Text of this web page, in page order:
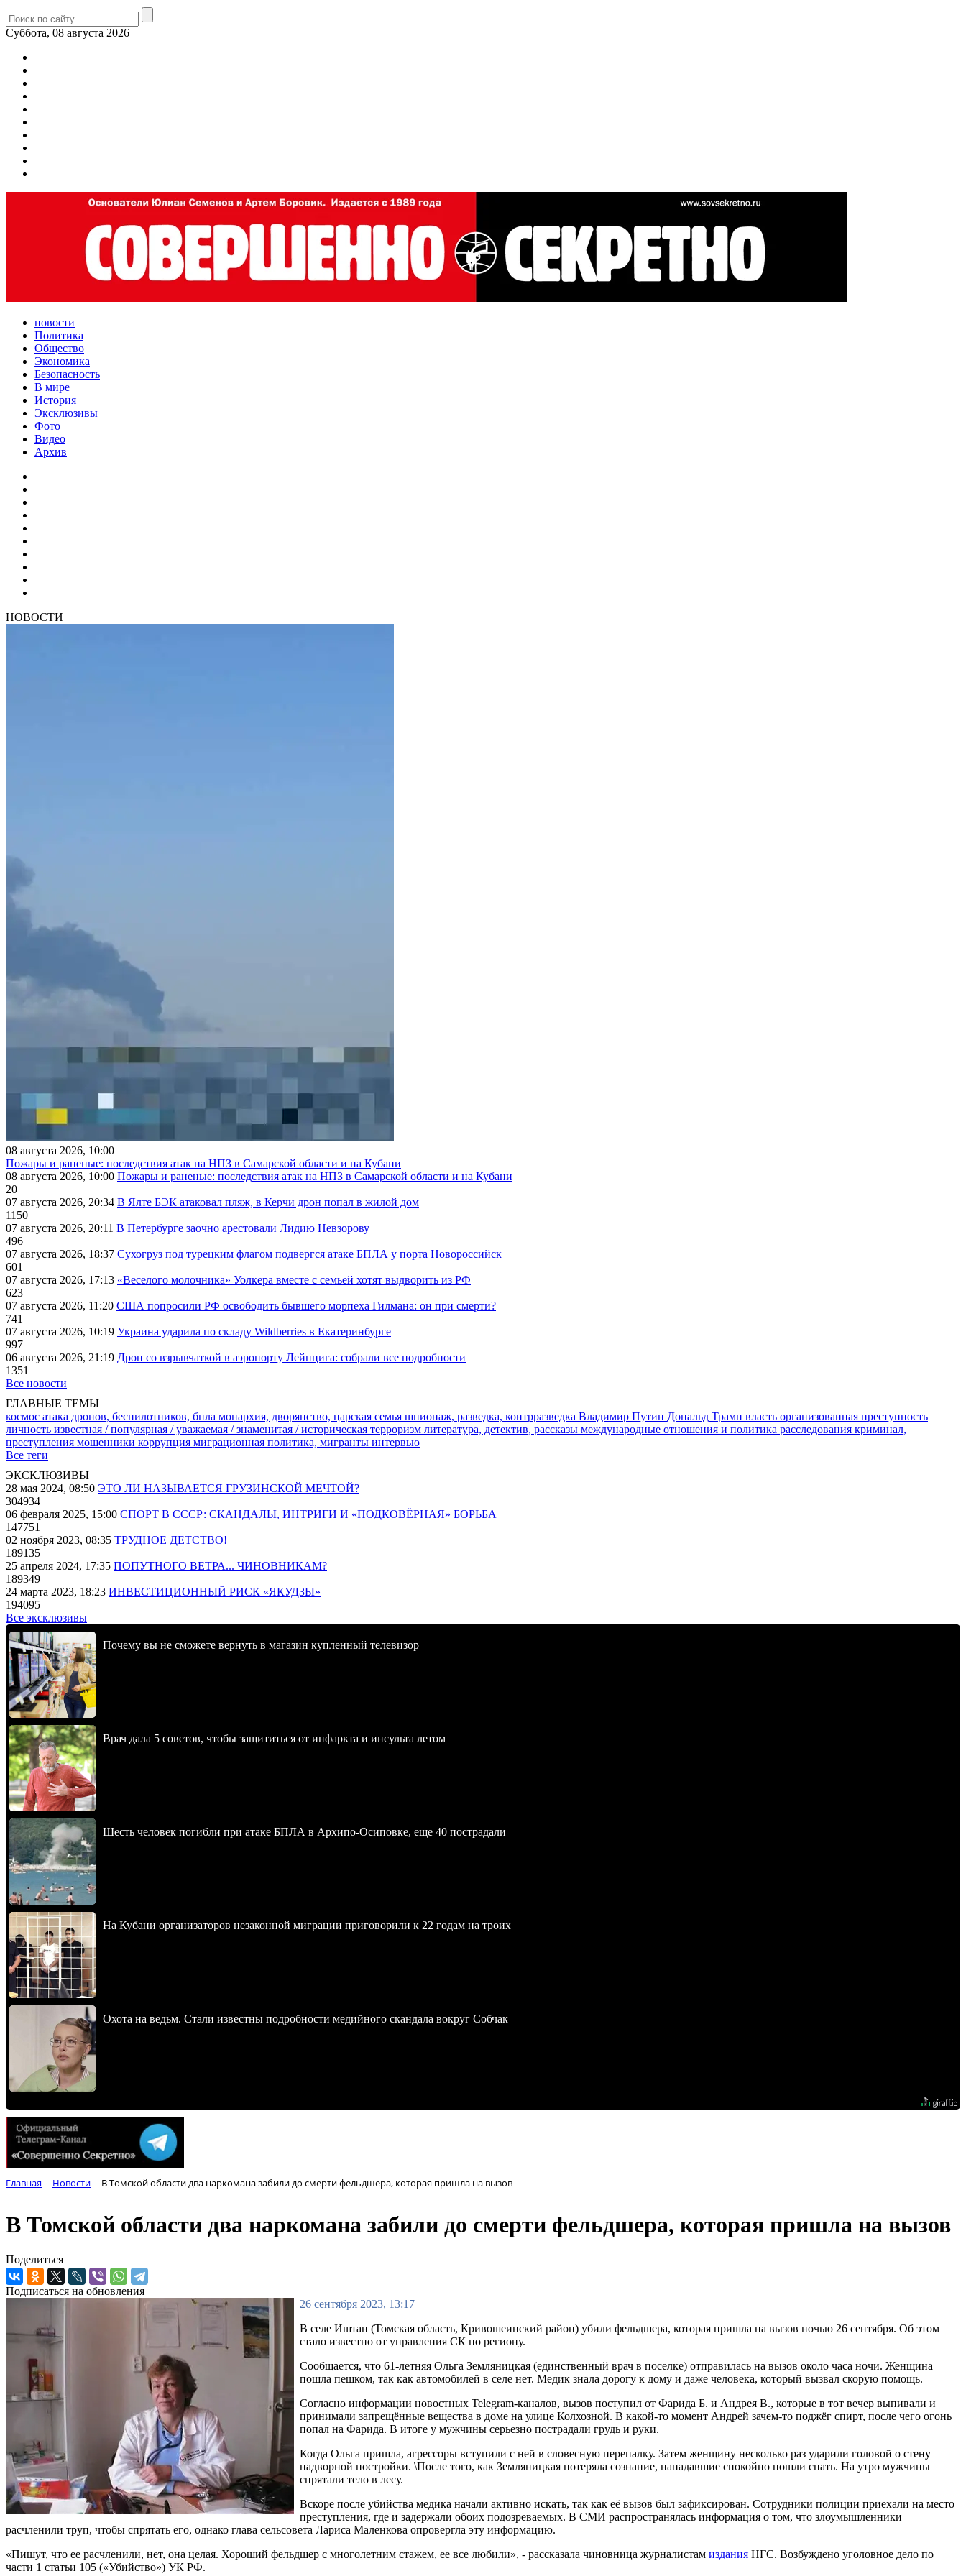
Суббота, 08 августа 2026
новости
Политика
Общество
Экономика
Безопасность
В мире
История
Эксклюзивы
Фото
Видео
Архив
НОВОСТИ
08 августа 2026, 10:00
Пожары и раненые: последствия атак на НПЗ в Самарской области и на Кубани
08 августа 2026, 10:00 Пожары и раненые: последствия атак на НПЗ в Самарской области и на Кубани
20
07 августа 2026, 20:34 В Ялте БЭК атаковал пляж, в Керчи дрон попал в жилой дом
1150
07 августа 2026, 20:11 В Петербурге заочно арестовали Лидию Невзорову
496
07 августа 2026, 18:37 Сухогруз под турецким флагом подвергся атаке БПЛА у порта Новороссийск
601
07 августа 2026, 17:13 «Веселого молочника» Уолкера вместе с семьей хотят выдворить из РФ
623
07 августа 2026, 11:20 США попросили РФ освободить бывшего морпеха Гилмана: он при смерти?
741
07 августа 2026, 10:19 Украина ударила по складу Wildberries в Екатеринбурге
997
06 августа 2026, 21:19 Дрон со взрывчаткой в аэропорту Лейпцига: собрали все подробности
1351
Все новости
ГЛАВНЫЕ ТЕМЫ
космос атака дронов, беспилотников, бпла монархия, дворянство, царская семья шпионаж, разведка, контрразведка Владимир Путин Дональд Трамп власть организованная преступность
личность известная / популярная / уважаемая / знаменитая / историческая терроризм литература, детектив, рассказы международные отношения и политика расследования криминал,
преступления мошенники коррупция миграционная политика, мигранты интервью
Все теги
ЭКСКЛЮЗИВЫ
28 мая 2024, 08:50 ЭТО ЛИ НАЗЫВАЕТСЯ ГРУЗИНСКОЙ МЕЧТОЙ?
304934
06 февраля 2025, 15:00 СПОРТ В СССР: СКАНДАЛЫ, ИНТРИГИ И «ПОДКОВЁРНАЯ» БОРЬБА
147751
02 ноября 2023, 08:35 ТРУДНОЕ ДЕТСТВО!
189135
25 апреля 2024, 17:35 ПОПУТНОГО ВЕТРА... ЧИНОВНИКАМ?
189349
24 марта 2023, 18:23 ИНВЕСТИЦИОННЫЙ РИСК «ЯКУДЗЫ»
194095
Все эксклюзивы
Почему вы не сможете вернуть в магазин купленный телевизор
Врач дала 5 советов, чтобы защититься от инфаркта и инсульта летом
Шесть человек погибли при атаке БПЛА в Архипо-Осиповке, еще 40 пострадали
На Кубани организаторов незаконной миграции приговорили к 22 годам на троих
Охота на ведьм. Стали известны подробности медийного скандала вокруг Собчак
Главная Новости В Томской области два наркомана забили до смерти фельдшера, которая пришла на вызов
В Томской области два наркомана забили до смерти фельдшера, которая пришла на вызов
Поделиться
Подписаться на обновления
26 сентября 2023, 13:17
В селе Иштан (Томская область, Кривошеинский район) убили фельдшера, которая пришла на вызов ночью 26 сентября. Об этом
стало известно от управления СК по региону.
Сообщается, что 61-летняя Ольга Земляницкая (единственный врач в поселке) отправилась на вызов около часа ночи. Женщина
пошла пешком, так как автомобилей в селе нет. Медик знала дорогу к дому и даже человека, который вызвал скорую помощь.
Согласно информации новостных Telegram-каналов, вызов поступил от Фарида Б. и Андрея В., которые в тот вечер выпивали и
принимали запрещённые вещества в доме на улице Колхозной. В какой-то момент Андрей зачем-то поджёг спирт, после чего огонь
попал на Фарида. В итоге у мужчины серьезно пострадали грудь и руки.
Когда Ольга пришла, агрессоры вступили с ней в словесную перепалку. Затем женщину несколько раз ударили головой о стену
надворной постройки. \После того, как Земляницкая потеряла сознание, нападавшие спокойно пошли спать. На утро мужчины
спрятали тело в лесу.
Вскоре после убийства медика начали активно искать, так как её вызов был зафиксирован. Сотрудники полиции приехали на место
преступления, где и задержали обоих подозреваемых. В СМИ распространялась информация о том, что злоумышленники
расчленили труп, чтобы спрятать его, однако глава сельсовета Лариса Маленкова опровергла эту информацию.
«Пишут, что ее расчленили, нет, она целая. Хороший фельдшер с многолетним стажем, ее все любили», - рассказала чиновница журналистам издания НГС. Возбуждено уголовное дело по
части 1 статьи 105 («Убийство») УК РФ.